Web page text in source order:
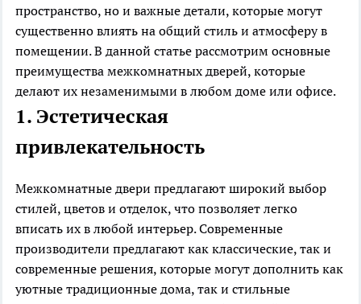
пространство, но и важные детали, которые могут
существенно влиять на общий стиль и атмосферу в
помещении. В данной статье рассмотрим основные
преимущества межкомнатных дверей, которые
делают их незаменимыми в любом доме или офисе.
1. Эстетическая
привлекательность
Межкомнатные двери предлагают широкий выбор
стилей, цветов и отделок, что позволяет легко
вписать их в любой интерьер. Современные
производители предлагают как классические, так и
современные решения, которые могут дополнить как
уютные традиционные дома, так и стильные